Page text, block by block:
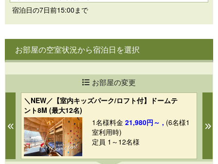
宿泊日の7日前15:00まで
お部屋の空室状況から宿泊日を選択
お部屋の変更
Previous
＼NEW／【室内キッズパーク/ロフト付】ドームテ
ント8M (最大12名)
1名様料金 21,980円～ , (6名様1
室利用時)
定員 1～12名様